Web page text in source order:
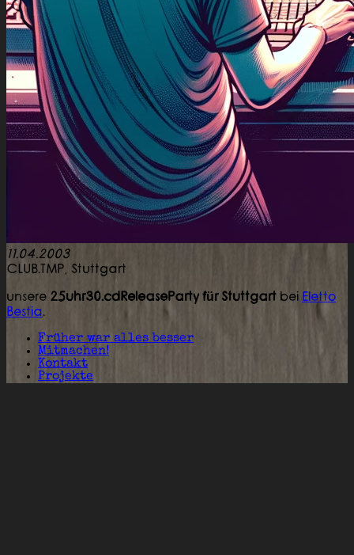
11.04.2003
CLUB.TMP, Stuttgart
unsere 25uhr30.cdReleaseParty für Stuttgart bei Eletto
Bestia.
Früher war alles besser
Mitmachen!
Kontakt
Projekte